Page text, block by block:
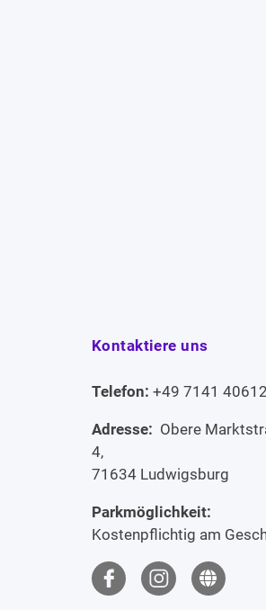
Kontaktiere uns
Telefon: +49 7141
Adresse: Obere
4,
71634 Ludwigsburg
Parkmöglichkeit:
Kostenpflichtig am